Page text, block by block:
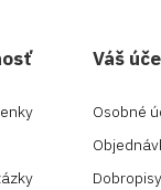
Váš
Osobné
Dobropisy